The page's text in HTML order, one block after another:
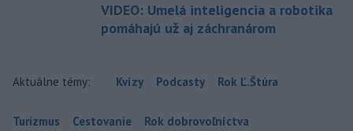
VIDEO: Umelá inteligencia a robotika
pomáhajú už aj záchranárom
Aktuálne témy: Kvízy Podcasty Rok Ľ.Štúra
Turizmus Cestovanie Rok dobrovoľníctva